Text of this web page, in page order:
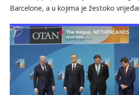
Barcelone, a u kojima je žestoko